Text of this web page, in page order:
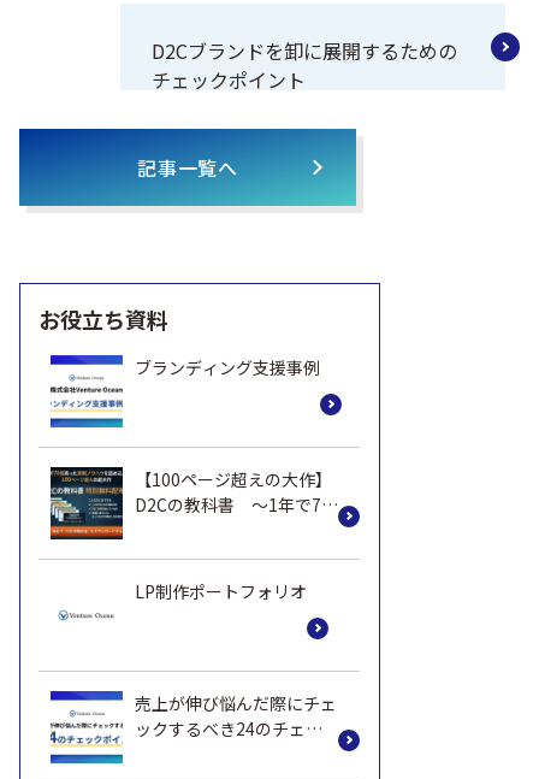
D2Cブランドを卸に展開するための
チェックポイント
記事一覧へ
お役立ち資料
ブランディング支援事例
【100ページ超えの大作】
D2Cの教科書 ～1年で70
LP制作ポートフォリオ
売上が伸び悩んだ際にチェ
ックするべき24のチェッ